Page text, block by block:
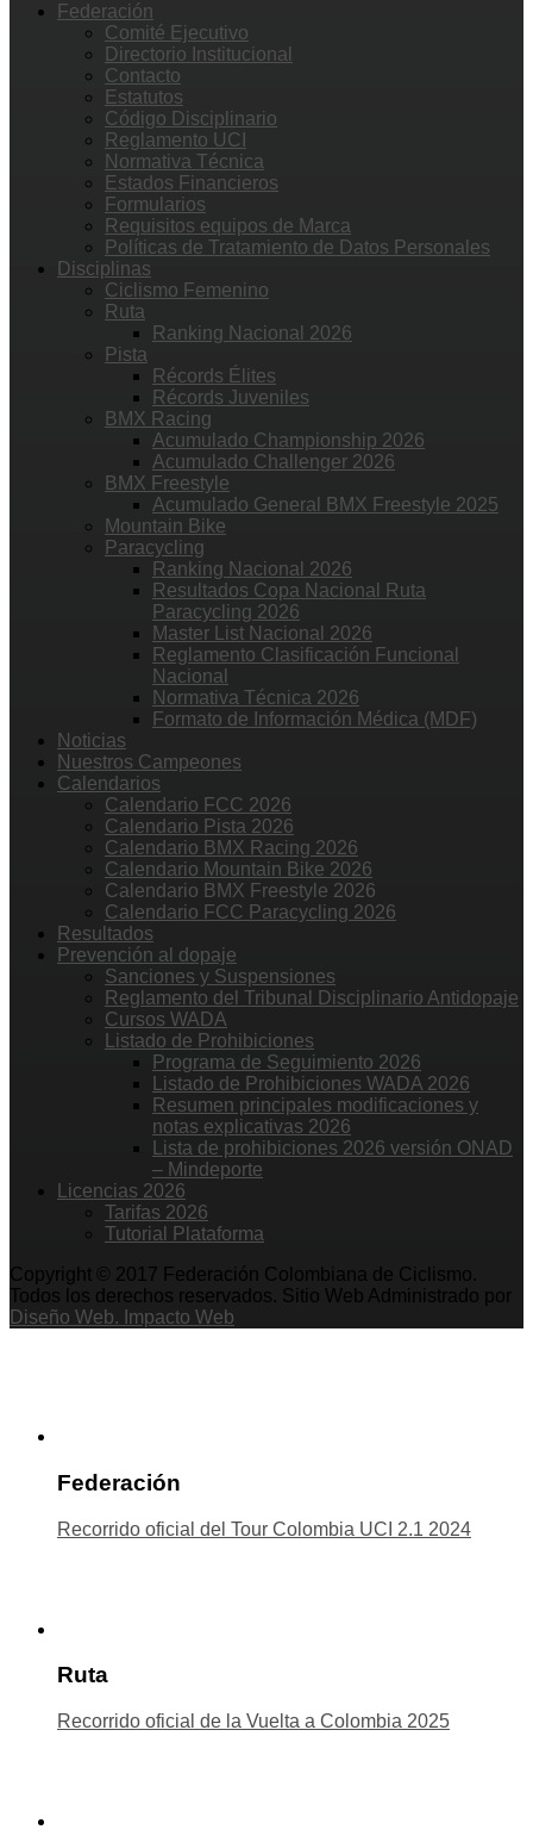
Federación
Comité Ejecutivo
Directorio Institucional
Contacto
Estatutos
Código Disciplinario
Reglamento UCI
Normativa Técnica
Estados Financieros
Formularios
Requisitos equipos de Marca
Políticas de Tratamiento de Datos Personales
Disciplinas
Ciclismo Femenino
Ruta
Ranking Nacional 2026
Pista
Récords Élites
Récords Juveniles
BMX Racing
Acumulado Championship 2026
Acumulado Challenger 2026
BMX Freestyle
Acumulado General BMX Freestyle 2025
Mountain Bike
Paracycling
Ranking Nacional 2026
Resultados Copa Nacional Ruta
Paracycling 2026
Master List Nacional 2026
Reglamento Clasificación Funcional
Nacional
Normativa Técnica 2026
Formato de Información Médica (MDF)
Noticias
Nuestros Campeones
Calendarios
Calendario FCC 2026
Calendario Pista 2026
Calendario BMX Racing 2026
Calendario Mountain Bike 2026
Calendario BMX Freestyle 2026
Calendario FCC Paracycling 2026
Resultados
Prevención al dopaje
Sanciones y Suspensiones
Reglamento del Tribunal Disciplinario Antidopaje
Cursos WADA
Listado de Prohibiciones
Programa de Seguimiento 2026
Listado de Prohibiciones WADA 2026
Resumen principales modificaciones y
notas explicativas 2026
Lista de prohibiciones 2026 versión ONAD
– Mindeporte
Licencias 2026
Tarifas 2026
Tutorial Plataforma
Copyright © 2017 Federación Colombiana de Ciclismo.
Todos los derechos reservados. Sitio Web Administrado por
Diseño Web. Impacto Web
Federación
Recorrido oficial del Tour Colombia UCI 2.1 2024
Ruta
Recorrido oficial de la Vuelta a Colombia 2025